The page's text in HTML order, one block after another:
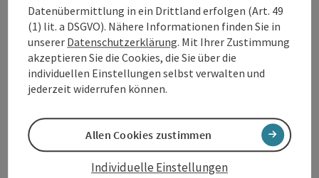
Schlögen und Enns geben Einblick, wie die Bauwerke
einst ausgesehen und sich in die Landschaft integriert
haben.
Datenübermittlung in ein Drittland erfolgen (Art. 49
(1) lit. a DSGVO). Nähere Informationen finden Sie in
unserer Datenschutzerklärung. Mit Ihrer Zustimmung
akzeptieren Sie die Cookies, die Sie über die
individuellen Einstellungen selbst verwalten und
jederzeit widerrufen können.
Individuelle Einstellungen
Allen Cookies zustimmen